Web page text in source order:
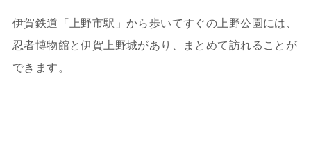
伊賀鉄道「上野市駅」から歩いてすぐの上野公園には、
忍者博物館と伊賀上野城があり、まとめて訪れることが
できます。